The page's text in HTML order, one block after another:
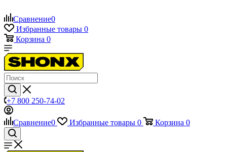
Сравнение0
Избранные товары 0
Корзина 0
+7 800 250-74-02
Сравнение0 Избранные товары 0 Корзина 0